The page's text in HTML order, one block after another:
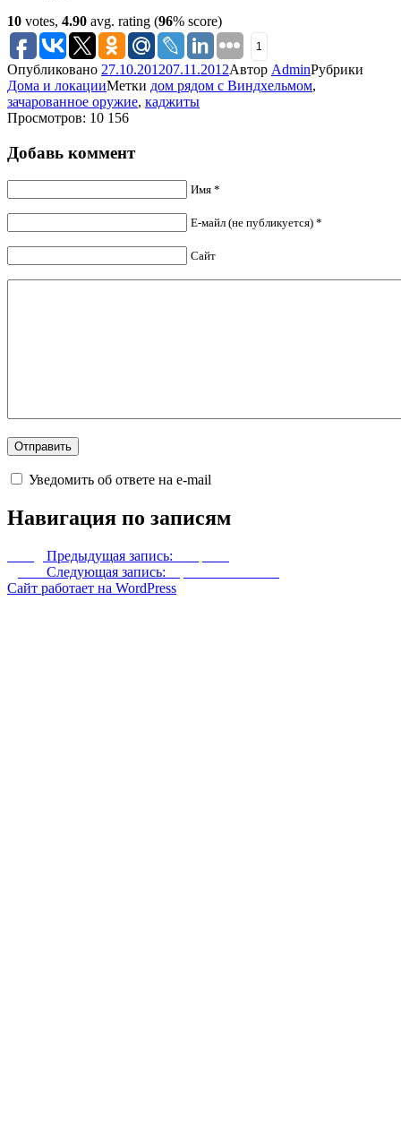
10 votes, 4.90 avg. rating (96% score)
1
Опубликовано 27.10.201207.11.2012Автор AdminРубрики
Дома и локацииМетки дом рядом с Виндхельмом,
зачарованное оружие, каджиты
Просмотров: 10 156
Добавь коммент
Имя *
Е-майл (не публикуется) *
Сайт
Уведомить об ответе на e-mail
Навигация по записям
Предыдущая запись:
Следующая запись:
Сайт работает на WordPress